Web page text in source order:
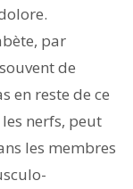
par
de
en reste de ce
nerfs, peut
les membres